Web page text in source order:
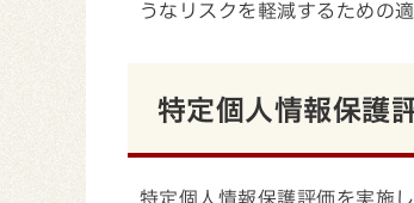
うなリスクを軽減するための
特定個人情報保護
特定個人情報保護評価を実施